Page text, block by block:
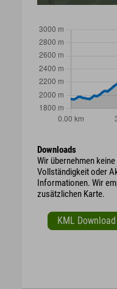
Downloads
Wir übernehmen
Vollständigkeit oder
Informationen. Wir
zusätzlichen Karte.
KML Download